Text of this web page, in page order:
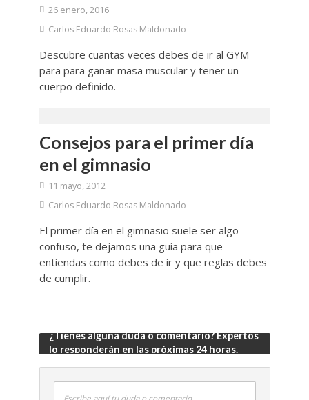
26 enero, 2016
Carlos Eduardo Rosas Maldonado
Descubre cuantas veces debes de ir al GYM
para para ganar masa muscular y tener un
cuerpo definido.
Consejos para el primer día
en el gimnasio
11 mayo, 2012
Carlos Eduardo Rosas Maldonado
El primer día en el gimnasio suele ser algo
confuso, te dejamos una guía para que
entiendas como debes de ir y que reglas debes
de cumplir.
¿Tienes alguna duda o comentario? Expertos
lo responderán en las próximas 24 horas.